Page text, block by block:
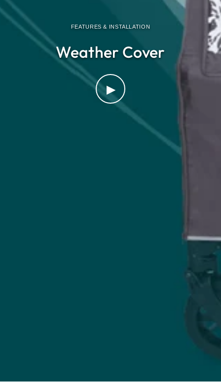
FEATURES & INSTALLATION
Weather Cover
▶